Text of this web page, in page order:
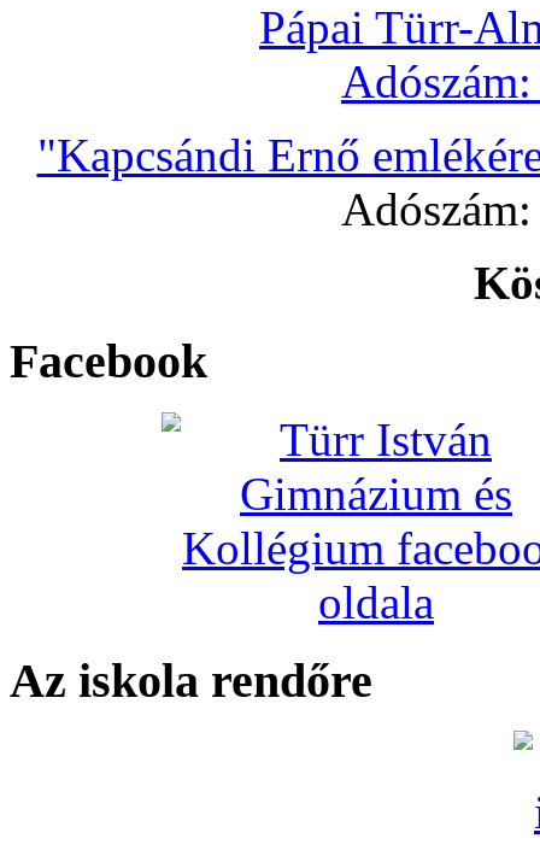
Pápai Türr-
"Kapcsándi Ernő
Facebook
Az iskola rendőre